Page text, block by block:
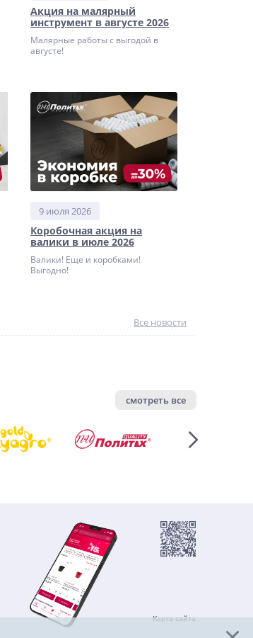
Акция на малярный
инструмент в августе 2026
Малярные работы с выгодой в
августе!
9 июля 2026
Коробочная акция на
валики в июле 2026
Валики! Еще и коробками!
Выгодно!
Все новости
смотреть все
Карта сайта